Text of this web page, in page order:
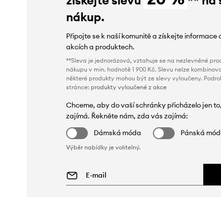
nákup.
Připojte se k naší komunitě a získejte informace
akcích a produktech.
**Sleva je jednorázová, vztahuje se na nezlevněné
nákupu v min. hodnotě 1 900 Kč. Slevu nelze
některé produkty mohou být ze slevy vyloučeny.
stránce: produkty vyloučené z akce
Chceme, aby do vaší schránky přicházelo jen
zajímá. Řekněte nám, zda vás zajímá:
Dámská móda
Pánská
Výběr nabídky je volitelný.